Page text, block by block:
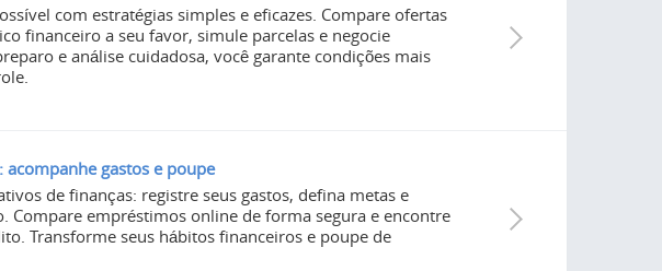
com estratégias simples e eficazes. Compare ofertas
financeiro a seu favor, simule parcelas e negocie
e análise cuidadosa, você garante condições mais
gastos e poupe
de finanças: registre seus gastos, defina metas e
Compare empréstimos online de forma segura e encontre
Transforme seus hábitos financeiros e poupe de